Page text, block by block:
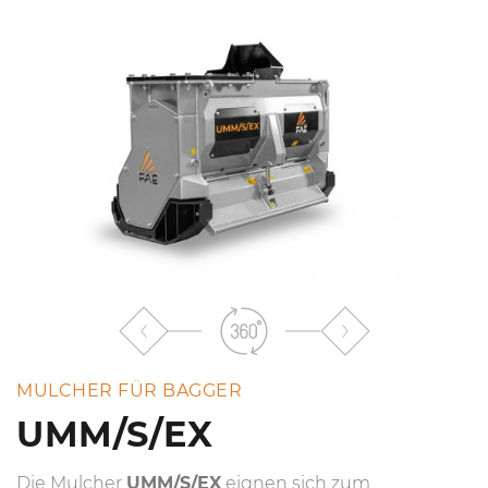
MULCHER FÜR BAGGER
UMM/S/EX
Die Mulcher UMM/S/EX eignen sich zum